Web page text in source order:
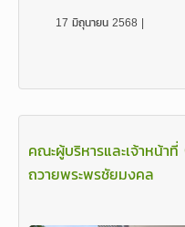
17 มิถุนายน 2568 |
คณะผู้บริหารและเจ้าหน้า
ถวายพระพรชัยมงคล